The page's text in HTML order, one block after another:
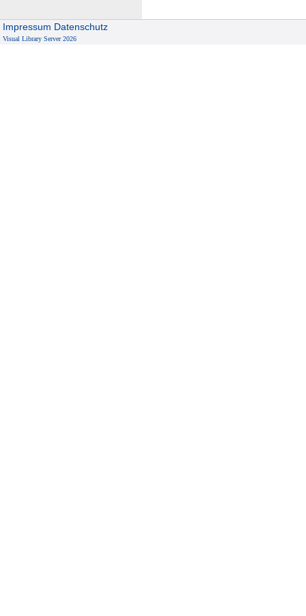
Impressum Datenschutz
Visual Library Server 2026